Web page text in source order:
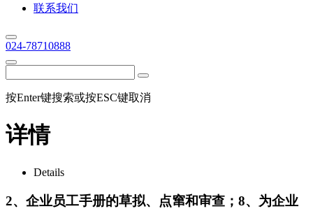
联系我们
024-78710888
按Enter键搜索或按ESC键取消
详情
Details
2、企业员工手册的草拟、点窜和审查；8、为企业